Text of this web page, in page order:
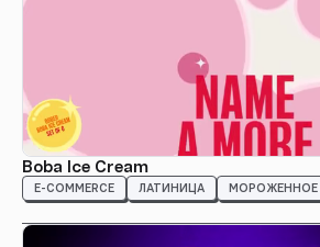
Boba Ice Cream
E-COMMERCE ЛАТИНИЦА МОРОЖЕННОЕ